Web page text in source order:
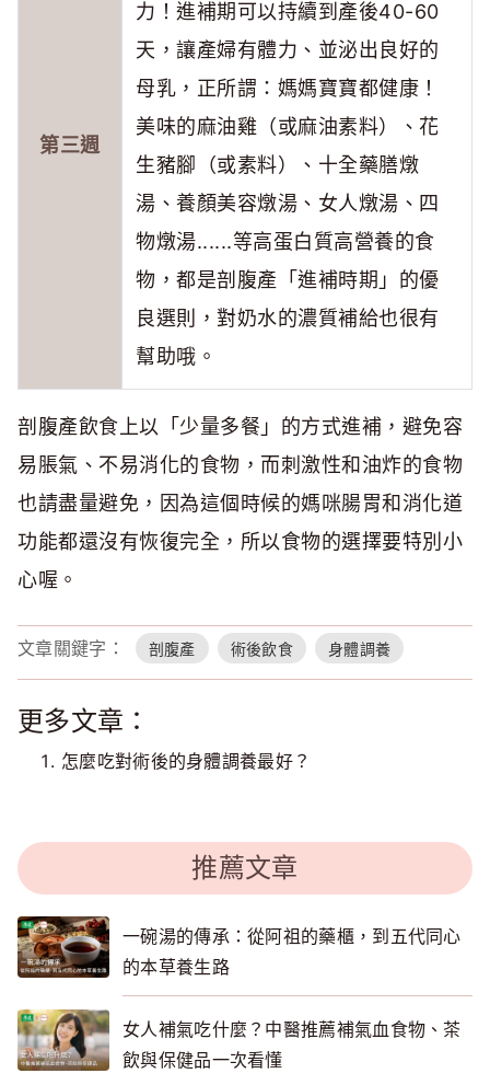
第三週
力！進補期可以持續到產後40-60
天，讓產婦有體力、並泌出良好的
母乳，正所謂：媽媽寶寶都健康！
美味的麻油雞（或麻油素料）、花
生豬腳（或素料）、十全藥膳燉
湯、養顏美容燉湯、女人燉湯、四
物燉湯......等高蛋白質高營養的食
物，都是剖腹產「進補時期」的優
良選則，對奶水的濃質補給也很有
幫助哦。
剖腹產飲食上以「少量多餐」的方式進補，避免容
易脹氣、不易消化的食物，而刺激性和油炸的食物
也請盡量避免，因為這個時候的媽咪腸胃和消化道
功能都還沒有恢復完全，所以食物的選擇要特別小
心喔。
文章關鍵字： 剖腹產 術後飲食 身體調養
更多文章：
怎麼吃對術後的身體調養最好？
推薦文章
一碗湯的傳承：從阿祖的藥櫃，到五代同心
的本草養生路
女人補氣吃什麼？中醫推薦補氣血食物、茶
飲與保健品一次看懂